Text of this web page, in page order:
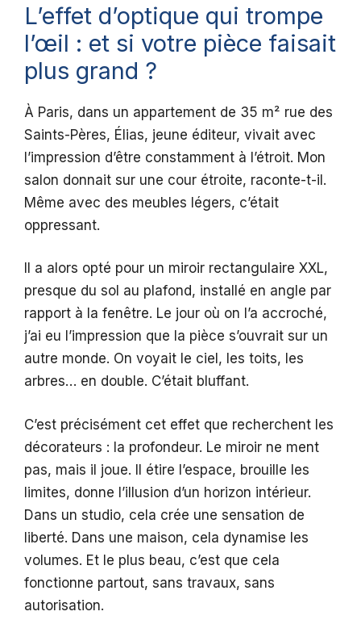
L’effet d’optique qui trompe
l’œil : et si votre pièce faisait
plus grand ?
À Paris, dans un appartement de 35 m² rue des
Saints-Pères, Élias, jeune éditeur, vivait avec
l’impression d’être constamment à l’étroit. Mon
salon donnait sur une cour étroite, raconte-t-il.
Même avec des meubles légers, c’était
oppressant.
Il a alors opté pour un miroir rectangulaire XXL,
presque du sol au plafond, installé en angle par
rapport à la fenêtre. Le jour où on l’a accroché,
j’ai eu l’impression que la pièce s’ouvrait sur un
autre monde. On voyait le ciel, les toits, les
arbres… en double. C’était bluffant.
C’est précisément cet effet que recherchent les
décorateurs : la profondeur. Le miroir ne ment
pas, mais il joue. Il étire l’espace, brouille les
limites, donne l’illusion d’un horizon intérieur.
Dans un studio, cela crée une sensation de
liberté. Dans une maison, cela dynamise les
volumes. Et le plus beau, c’est que cela
fonctionne partout, sans travaux, sans
autorisation.